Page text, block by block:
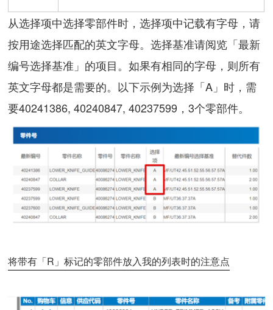
从选择项中选择零部件时，选择项中记载有字母，请
按用途选择匹配的英文字母。选择基准请阅览「最新
编号选择基准」的项目。如果有相同的字母，则所有
英文字母都是需要的。以下示例为选择「A」时，需
要40241386, 40240847, 40237599，3个零部件。
将带有「R」标记的零部件放入我的列表时的注意点